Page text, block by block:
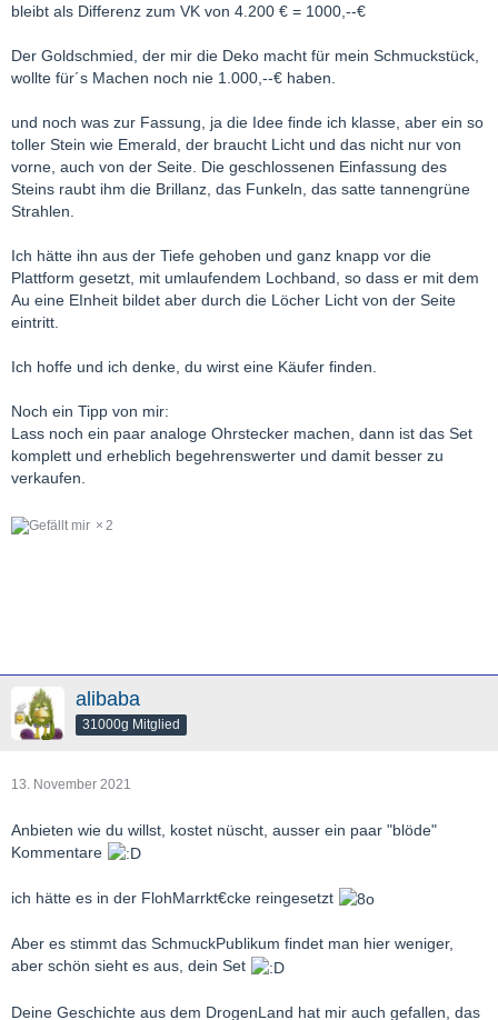
bleibt als Differenz zum VK von 4.200 € = 1000,--€
Der Goldschmied, der mir die Deko macht für mein Schmuckstück,
wollte für´s Machen noch nie 1.000,--€ haben.
und noch was zur Fassung, ja die Idee finde ich klasse, aber ein so
toller Stein wie Emerald, der braucht Licht und das nicht nur von
vorne, auch von der Seite. Die geschlossenen Einfassung des
Steins raubt ihm die Brillanz, das Funkeln, das satte tannengrüne
Strahlen.
Ich hätte ihn aus der Tiefe gehoben und ganz knapp vor die
Plattform gesetzt, mit umlaufendem Lochband, so dass er mit dem
Au eine EInheit bildet aber durch die Löcher Licht von der Seite
eintritt.
Ich hoffe und ich denke, du wirst eine Käufer finden.
Noch ein Tipp von mir:
Lass noch ein paar analoge Ohrstecker machen, dann ist das Set
komplett und erheblich begehrenswerter und damit besser zu
verkaufen.
2
alibaba
31000g Mitglied
13. November 2021
Anbieten wie du willst, kostet nüscht, ausser ein paar "blöde"
Kommentare
ich hätte es in der FlohMarrkt€cke reingesetzt
Aber es stimmt das SchmuckPublikum findet man hier weniger,
aber schön sieht es aus, dein Set
Deine Geschichte aus dem DrogenLand hat mir auch gefallen, das